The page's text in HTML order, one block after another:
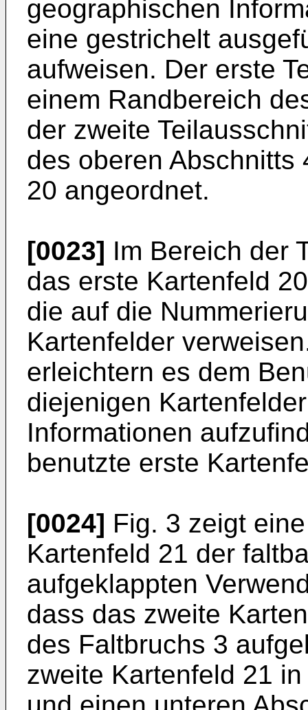
geographischen
eine gestrichelt
aufweisen. Der erste
einem Randbereich
der zweite
des oberen Abschnitts
20 angeordnet.
[0023] Im Bereich der
das erste Kartenfeld
die auf die
Kartenfelder
erleichtern es dem
diejenigen
Informationen
benutzte erste
[0024] Fig. 3 zeigt
Kartenfeld 21 der
aufgeklappten
dass das zweite
des Faltbruchs 3
zweite Kartenfeld 21